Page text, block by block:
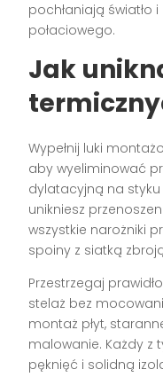
pochłaniają światło
połaciowego.
Jak
Wypełnij luki
aby wyeliminować
dylatacyjną na styku
unikniesz
wszystkie narożniki
spoiny z siatką
Przestrzegaj
stelaż bez
montaż płyt,
malowanie. Każdy z
pęknięć i solidną